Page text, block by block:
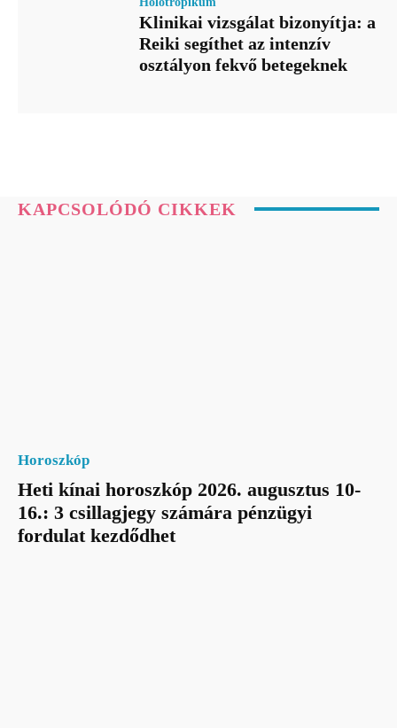
Klinikai vizsgálat bizonyítja: a
Reiki segíthet az intenzív
osztályon fekvő betegeknek
KAPCSOLÓDÓ CIKKEK
Horoszkóp
Heti kínai horoszkóp 2026. augusztus 10-
16.: 3 csillagjegy számára pénzügyi
fordulat kezdődhet